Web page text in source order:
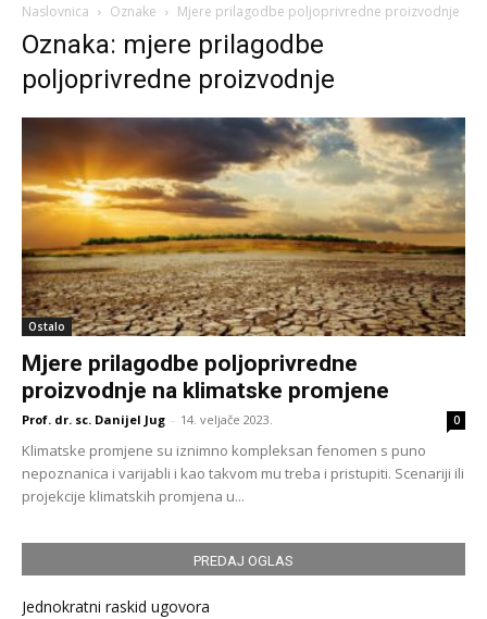
Naslovnica Oznake Mjere prilagodbe poljoprivredne proizvodnje
Oznaka: mjere prilagodbe
poljoprivredne proizvodnje
Ostalo
Mjere prilagodbe poljoprivredne
proizvodnje na klimatske promjene
Prof. dr. sc. Danijel Jug - 14. veljače 2023. 0
Klimatske promjene su iznimno kompleksan fenomen s puno
nepoznanica i varijabli i kao takvom mu treba i pristupiti. Scenariji ili
projekcije klimatskih promjena u...
PREDAJ OGLAS
Jednokratni raskid ugovora